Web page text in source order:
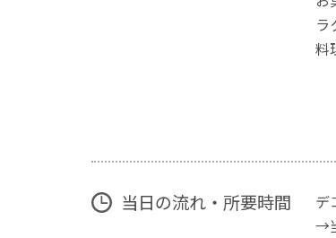
ラ
料
当日の流れ・所要時間
デ
→